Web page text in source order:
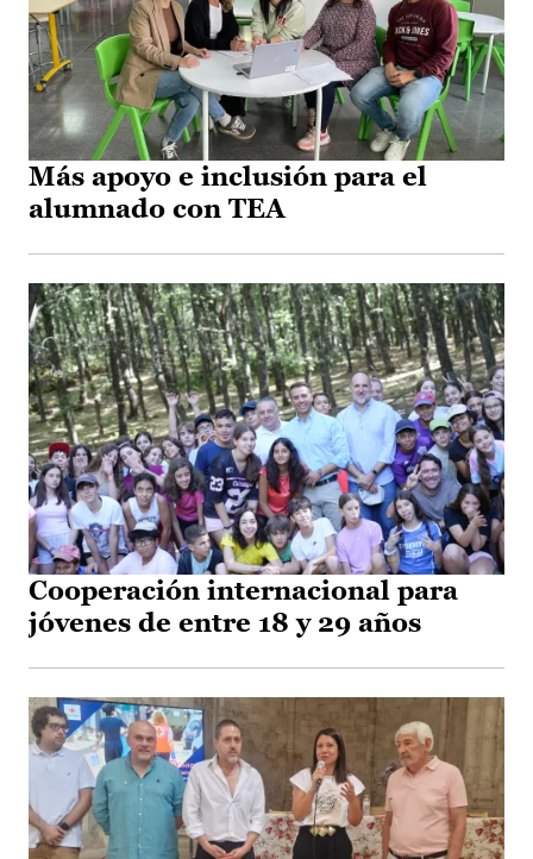
Más apoyo e inclusión para el
alumnado con TEA
Cooperación internacional para
jóvenes de entre 18 y 29 años